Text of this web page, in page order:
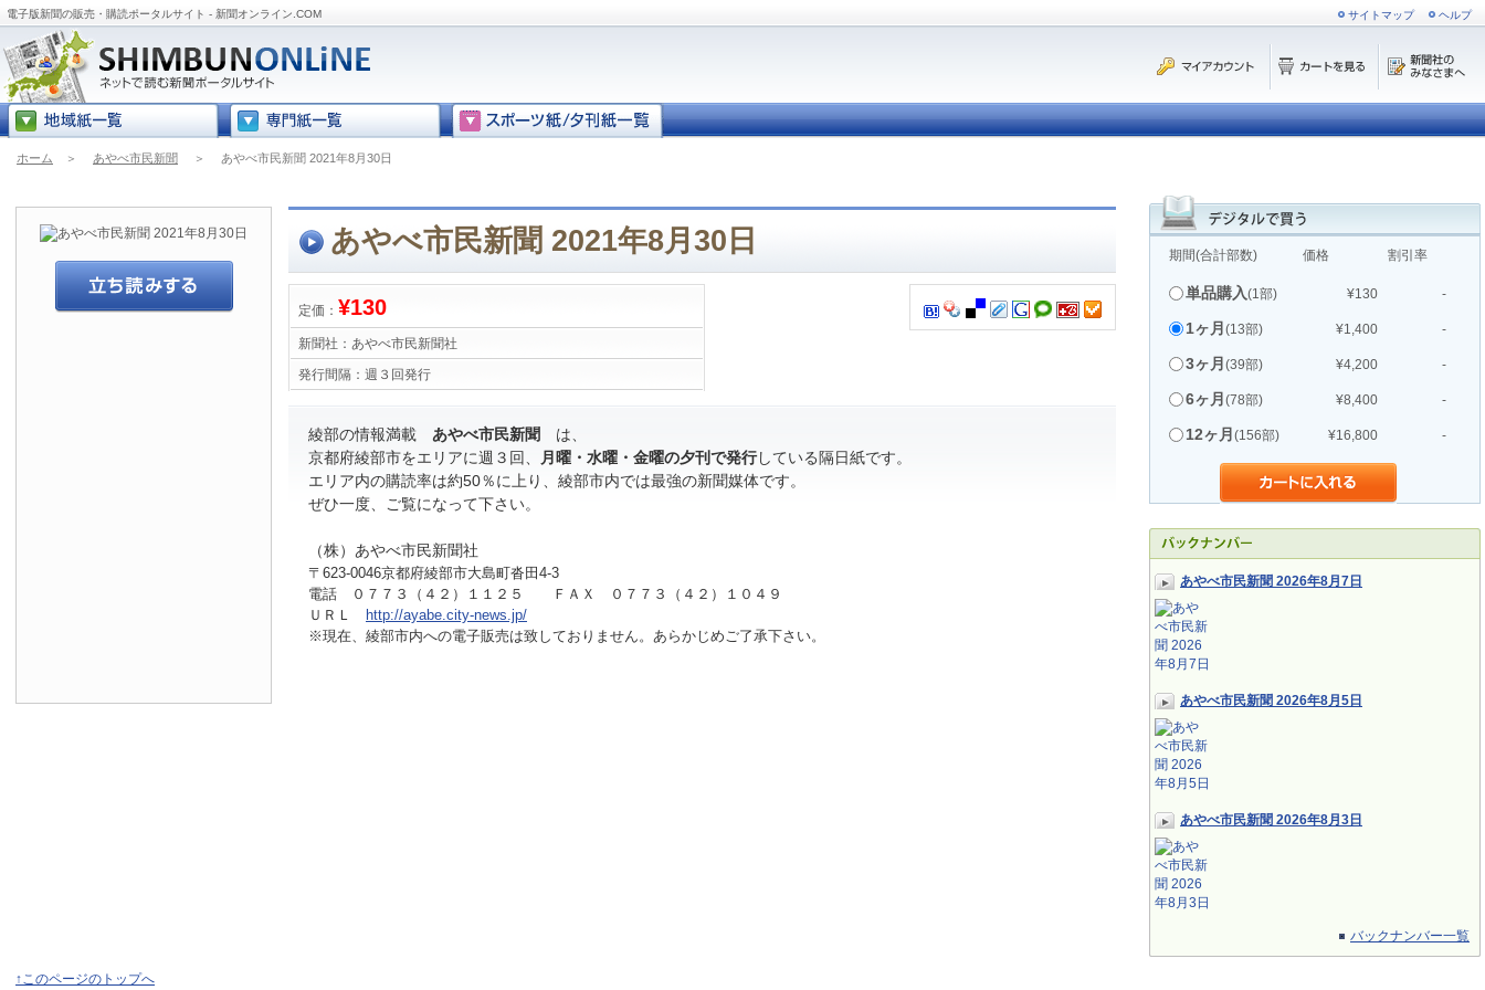
電子版新聞の販売・購読ポータルサイト - 新聞オンライン.COM サイトマップ ヘルプ
ホーム ＞ あやべ市民新聞 ＞ あやべ市民新聞 2021年8月30日
期間(合計部数) 価格 割引率
単品購入(1部) ¥130 -
1ヶ月 (13部) ¥1,400 -
3ヶ月 (39部) ¥4,200 -
6ヶ月 (78部) ¥8,400 -
12ヶ月 (156部) ¥16,800 -
あやべ市民新聞 2026年8月7日
あやべ市民新聞 2026年8月5日
あやべ市民新聞 2026年8月3日
バックナンバー一覧
あやべ市民新聞 2021年8月30日
定価： ¥130
新聞社： あやべ市民新聞社
発行間隔： 週３回発行
綾部の情報満載 あやべ市民新聞 は、
京都府綾部市をエリアに週３回、
月曜・水曜・金曜の夕刊で発行している隔日紙です。
エリア内の購読率は約50％に上り、綾部市内では最強の新聞媒体です。
ぜひ一度、ご覧になって下さい。
（株）あやべ市民新聞社
〒623-0046京都府綾部市大島町沓田4-3
電話 ０７７３（４２）１１２５ ＦＡＸ ０７７３（４２）１０４９
ＵＲＬ
http://ayabe.city-news.jp/
※現在、綾部市内への電子販売は致しておりません。あらかじめご了承下さい。
↑このページのトップへ